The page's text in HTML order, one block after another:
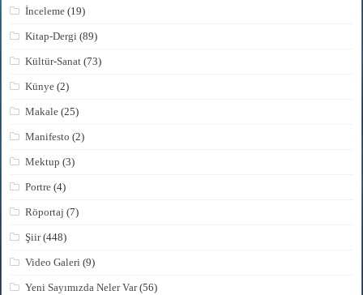
İnceleme (19)
Kitap-Dergi (89)
Kültür-Sanat (73)
Künye (2)
Makale (25)
Manifesto (2)
Mektup (3)
Portre (4)
Röportaj (7)
Şiir(448)
Video Galeri (9)
Yeni Sayımızda Neler Var(56)